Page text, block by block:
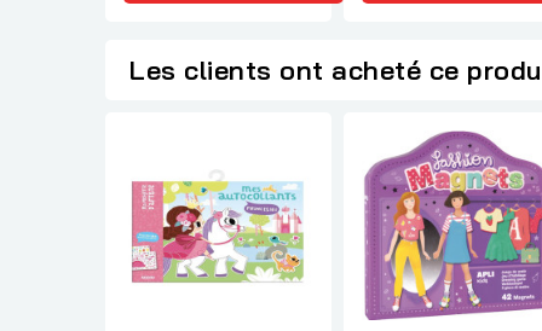
Les clients ont acheté ce